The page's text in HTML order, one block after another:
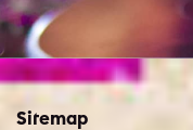
Sitemap